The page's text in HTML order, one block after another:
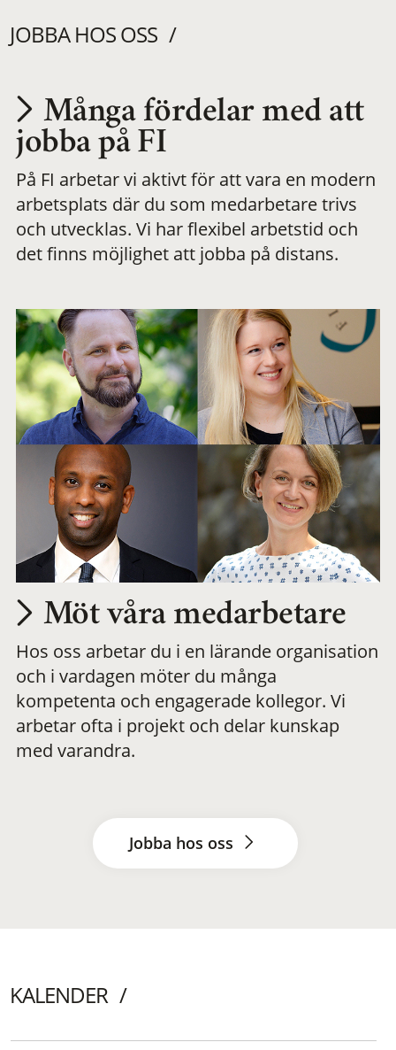
JOBBA HOS OSS
Utvecklas på en
meningsfull och
flexibel
Många fördelar med att
jobba på FI
På FI arbetar vi aktivt för att vara en modern
arbetsplats där du som medarbetare trivs
och utvecklas. Vi har flexibel arbetstid och
det finns möjlighet att jobba på distans.
Möt våra medarbetare
Hos oss arbetar du i en lärande organisation
och i vardagen möter du många
kompetenta och engagerade kollegor. Vi
arbetar ofta i projekt och delar kunskap
med varandra.
Jobba hos oss
KALENDER